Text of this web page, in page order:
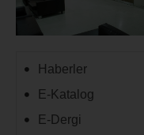
Haberler
E-Katalog
E-Dergi